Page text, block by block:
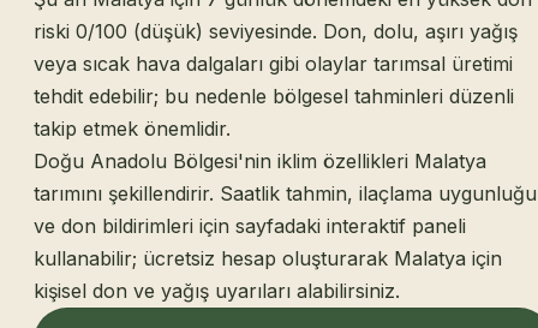
riski 0/100 (düşük) seviyesinde. Don, dolu, aşırı yağış
veya sıcak hava dalgaları gibi olaylar tarımsal üretimi
tehdit edebilir; bu nedenle bölgesel tahminleri düzenli
takip etmek önemlidir.
Doğu Anadolu Bölgesi'nin iklim özellikleri Malatya
tarımını şekillendirir. Saatlik tahmin, ilaçlama uygunluğu
ve don bildirimleri için sayfadaki interaktif paneli
kullanabilir; ücretsiz hesap oluşturarak Malatya için
kişisel don ve yağış uyarıları alabilirsiniz.